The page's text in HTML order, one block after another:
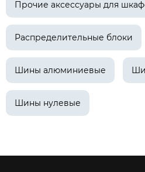
Прочие аксессуары для
Распределительные блоки
Шины алюминиевые
Шины нулевые